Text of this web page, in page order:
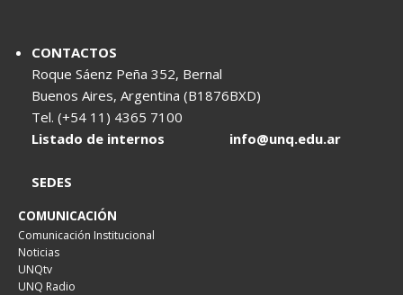
CONTACTOS
Roque Sáenz Peña 352, Bernal
Buenos Aires, Argentina (B1876BXD)
Tel. (+54 11) 4365 7100
Listado de internos
info@unq.edu.ar
SEDES
COMUNICACIÓN
Comunicación Institucional
Noticias
UNQtv
UNQ Radio